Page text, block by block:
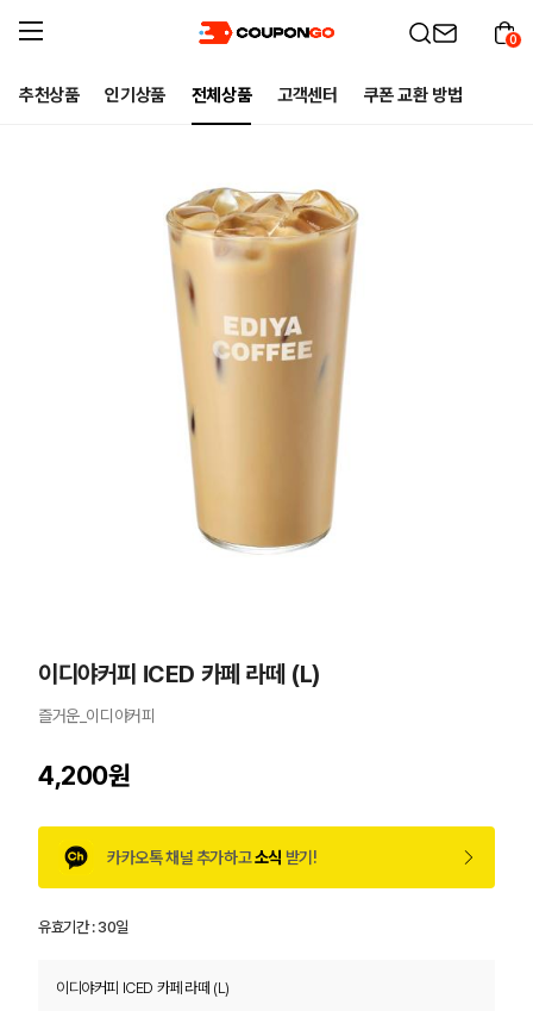
추천상품 인기상품 전체상품 고객센터 쿠폰 교환 방법
0
이디야커피 ICED 카페 라떼 (L)
즐거운_이디야커피
4,200원
카카오톡 채널 추가하고소식 받기!
유효기간 :30일
이디야커피 ICED 카페 라떼 (L)